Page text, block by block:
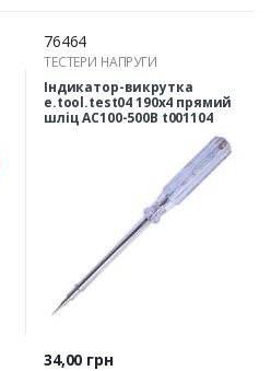
76464
ТЕСТЕРИ НАПРУГИ
Індикатор-викрутка
e.tool.test04 190х4 прямий
шліц АС100-500В t001104
Ціна
34,00 грн